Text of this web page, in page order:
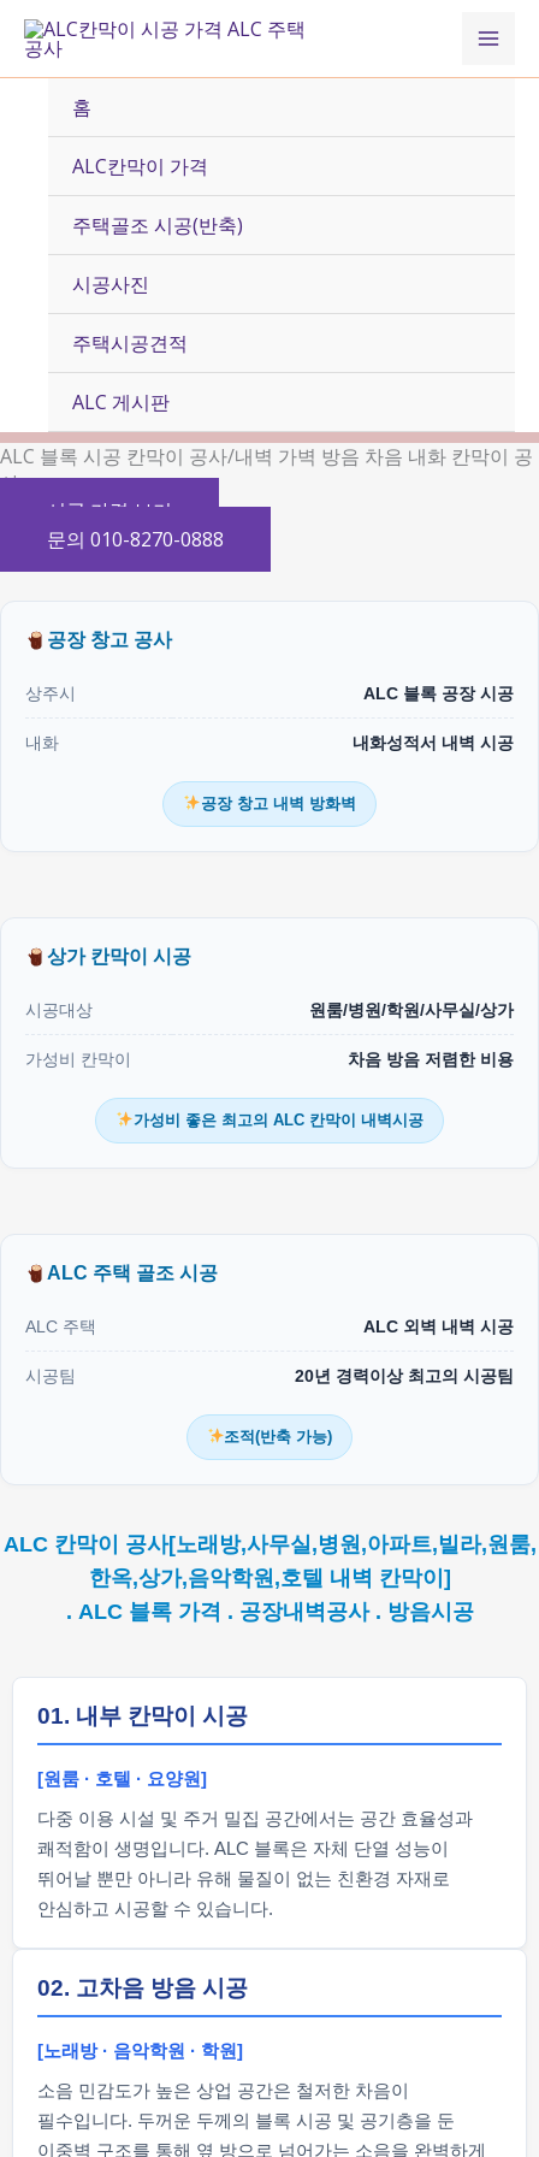
츠
홈
ALC칸막이 가격
주택골조 시공(반축)
시공사진
주택시공견적
ALC 게시판
ALC 블록 시공 칸막이 공사/내벽 가벽 방음 차음 내화 칸막이 공
사
시공 가격 보기
문의 010-8270-0888
공장 창고 공사
상주시 ALC 블록 공장 시공
내화 내화성적서 내벽 시공
공장 창고 내벽 방화벽
상가 칸막이 시공
시공대상 원룸/병원/학원/사무실/상가
가성비 칸막이 차음 방음 저렴한 비용
가성비 좋은 최고의 ALC 칸막이 내벽시공
ALC 주택 골조 시공
ALC 주택 ALC 외벽 내벽 시공
시공팀 20년 경력이상 최고의 시공팀
조적(반축 가능)
ALC 칸막이 공사[노래방,사무실,병원,아파트,빌라,원룸,
한옥,상가,음악학원,호텔 내벽 칸막이]
. ALC 블록 가격 . 공장내벽공사 . 방음시공
01. 내부 칸막이 시공
[원룸 · 호텔 · 요양원]
다중 이용 시설 및 주거 밀집 공간에서는 공간 효율성과
쾌적함이 생명입니다. ALC 블록은 자체 단열 성능이
뛰어날 뿐만 아니라 유해 물질이 없는 친환경 자재로
안심하고 시공할 수 있습니다.
02. 고차음 방음 시공
[노래방 · 음악학원 · 학원]
소음 민감도가 높은 상업 공간은 철저한 차음이
필수입니다. 두꺼운 두께의 블록 시공 및 공기층을 둔
이중벽 구조를 통해 옆 방으로 넘어가는 소음을 완벽하게